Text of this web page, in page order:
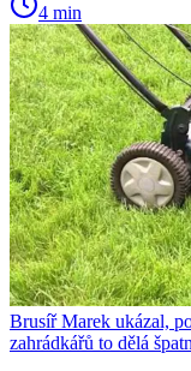
4 min
Brusíř Marek ukázal,
zahrádkářů to dělá